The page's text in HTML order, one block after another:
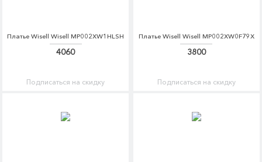
Платье Wisell Wisell MP002XW1HLSH
4060
Подписаться на скидку
Платье Wisell Wisell MP002XW0F79X
3800
Подписаться на скидку